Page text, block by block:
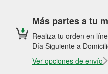
Más partes a tu
Realiza tu orden en
Día Siguiente a
Ver opciones de envío